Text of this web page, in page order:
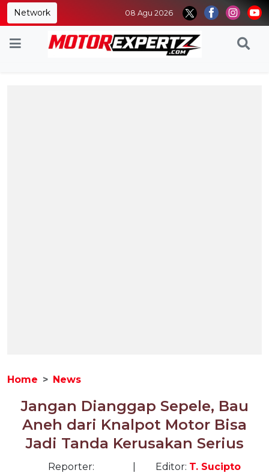
Network 08 Agu 2026
Home News
Jangan Dianggap Sepele, Bau
Aneh dari Knalpot Motor Bisa
Jadi Tanda Kerusakan Serius
Reporter:
Editor: T. Sucipto